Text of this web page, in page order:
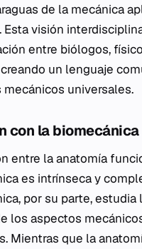
de la mecánica
Esta visión
entre biólogos,
un lenguaje
mecánicos universales.
con la biomecánica
entre la anatomía
es intrínseca y
por su parte, estudia
los aspectos
Mientras que la